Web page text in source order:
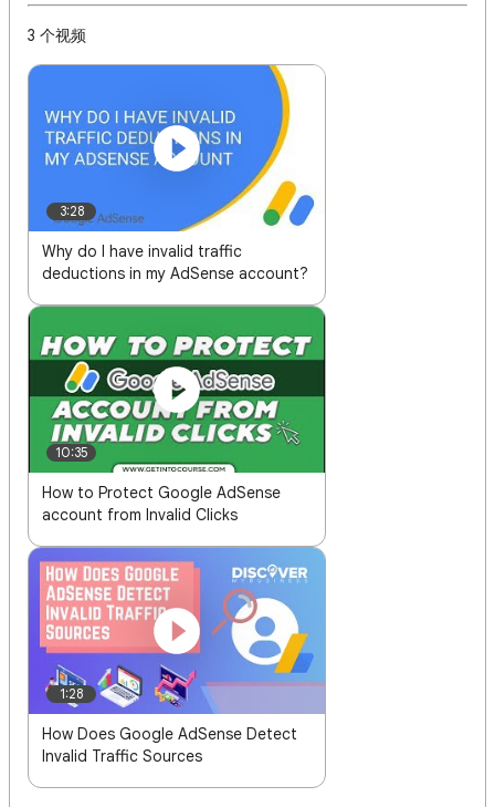
3 个视频
3:28
Why do I have invalid traffic
deductions in my AdSense account?
10:35
How to Protect Google AdSense
account from Invalid Clicks
1:28
How Does Google AdSense Detect
Invalid Traffic Sources